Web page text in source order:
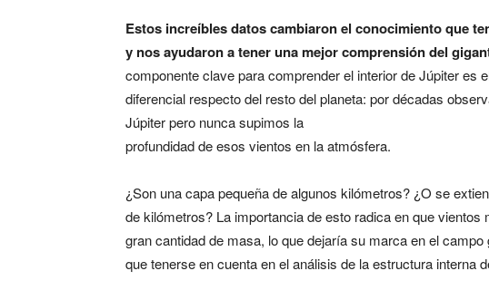
Estos increíbles datos cambiaron el conocimiento que
y nos ayudaron a tener una mejor comprensión del
componente clave para comprender el interior de Júpiter es
diferencial respecto del resto del planeta: por décadas
Júpiter pero nunca supimos la
profundidad de esos vientos en la atmósfera.
¿Son una capa pequeña de algunos kilómetros? ¿O se
de kilómetros? La importancia de esto radica en que
gran cantidad de masa, lo que dejaría su marca en el
que tenerse en cuenta en el análisis de la estructura interna